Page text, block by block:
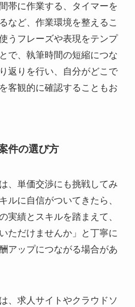
帯に作業する、タイマーを
など、作業環境を整えるこ
うフレーズや表現をテンプ
で、執筆時間の短縮につな
返りを行い、自分がどこで
客観的に確認することもお
件の選び方
、単価交渉にも挑戦してみ
ルに自信がついてきたら、
実績とスキルを踏まえて、
ただけませんか」と丁寧に
アップにつながる場合があ
、求人サイトやクラウドソ